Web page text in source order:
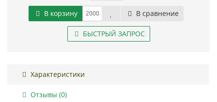
В корзину В сравнение
БЫСТРЫЙ ЗАПРОС
Характеристики
Отзывы (0)